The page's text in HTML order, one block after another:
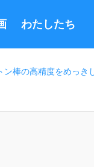
わたしたち に
棒の高精度をめっき